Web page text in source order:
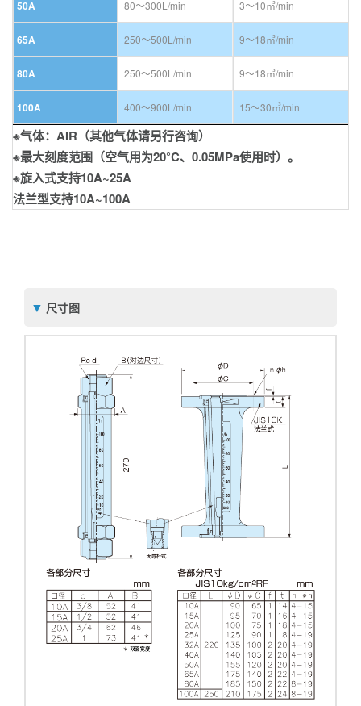
50A 80〜300L/min 3〜10㎥/min
65A 250〜500L/min 9〜18㎥/min
80A 250〜500L/min 9〜18㎥/min
100A 400〜900L/min 15〜30㎥/min
※气体：AIR（其他气体请另行咨询）
※最大刻度范围（空气用为20°C、0.05MPa使用时）。
※旋入式支持10A~25A
法兰型支持10A~100A
尺寸图